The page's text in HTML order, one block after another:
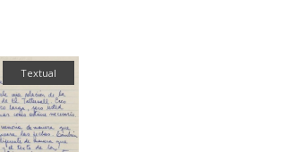
Textual